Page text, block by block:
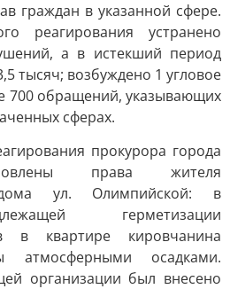
граждан в указанной сфере.
реагирования устранено
а в истекший период
тысяч; возбуждено 1 угловое
700 обращений, указывающих
сферах.
прокурора города
права жителя
дома ул. Олимпийской: в
герметизации
в квартире кировчанина
атмосферными осадками.
организации был внесено